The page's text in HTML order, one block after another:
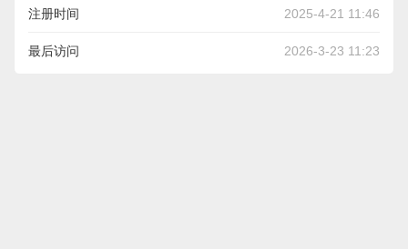
注册时间 2025-4-21 11:46
最后访问 2026-3-23 11:23